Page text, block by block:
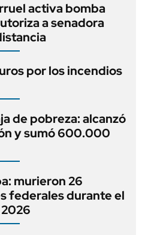
activa bomba
a senadora
por los incendios
de pobreza: alcanzó
y sumó 600.000
murieron 26
federales durante el